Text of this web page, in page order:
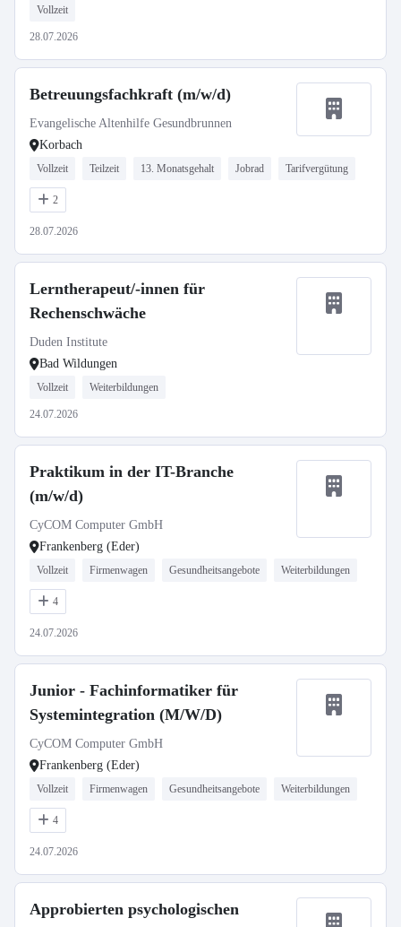
Vollzeit
28.07.2026
Betreuungsfachkraft (m/w/d)
Evangelische Altenhilfe Gesundbrunnen
Korbach
Vollzeit Teilzeit 13. Monatsgehalt Jobrad Tarifvergütung
2
28.07.2026
Lerntherapeut/-innen für
Rechenschwäche
Duden Institute
Bad Wildungen
Vollzeit Weiterbildungen
24.07.2026
Praktikum in der IT-Branche
(m/w/d)
CyCOM Computer GmbH
Frankenberg (Eder)
Vollzeit Firmenwagen Gesundheitsangebote Weiterbildungen
4
24.07.2026
Junior - Fachinformatiker für
Systemintegration (M/W/D)
CyCOM Computer GmbH
Frankenberg (Eder)
Vollzeit Firmenwagen Gesundheitsangebote Weiterbildungen
4
24.07.2026
Approbierten psychologischen